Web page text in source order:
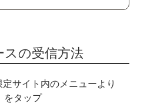
スの受信方法
定サイト内のメニューより
をタップ